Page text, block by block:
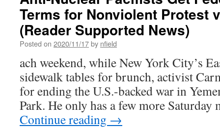
Terms for Nonviolent Protest
(Reader Supported News)
Posted on 2020/11/17by nfield
ach weekend, while New York City’s
sidewalk tables for brunch, activist
for ending the U.S.-backed war in
Park. He only has a few more
Continue reading →